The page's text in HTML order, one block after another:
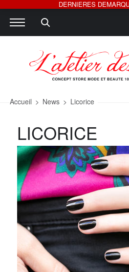
Accueil > News > Licorice
LICORICE
DERNIERES